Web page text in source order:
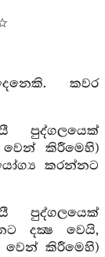
කවර
පුද්ගලයෙක්
වෙන් කිරීමෙහි)
කරන්නට
පුද්ගලයෙක්
දක්‍ෂ වෙයි,
වෙන් කිරීමෙහි)